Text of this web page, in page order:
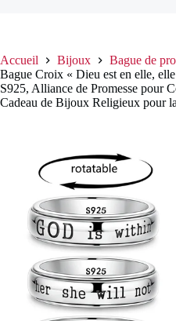
Accueil Bijoux
Bague de
Bague Croix « Dieu est en elle,
S925, Alliance de Promesse pour
Cadeau de Bijoux Religieux pour